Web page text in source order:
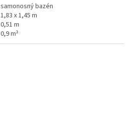
samonosný bazén
1,83 x 1,45 m
0,51 m
0,9 m³